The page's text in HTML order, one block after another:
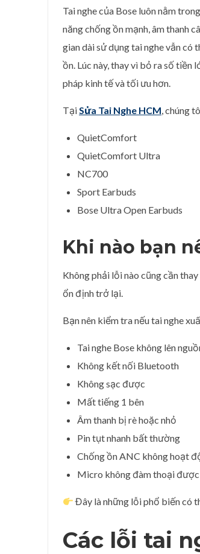
Tai nghe của Bose luôn nằm
năng chống ồn mạnh, âm thanh
gian dài sử dụng tai nghe vẫn
ồn. Lúc này, thay vì bỏ ra số tiền
pháp kinh tế và tối ưu hơn.
TạiSửa Tai Nghe HCM, chúng
QuietComfort
QuietComfort Ultra
NC700
Sport Earbuds
Bose Ultra Open Earbuds
Khi nào bạn
Không phải lỗi nào cũng cần
ổn định trở lại.
Bạn nên kiểm tra nếu tai nghe
Tai nghe Bose không lên
Không kết nối Bluetooth
Không sạc được
Mất tiếng 1 bên
Âm thanh bị rè hoặc nhỏ
Pin tụt nhanh bất thường
Chống ồn ANC không hoạt
Micro không đàm thoại được
Đây là những lỗi phổ biến có
Các lỗi tai